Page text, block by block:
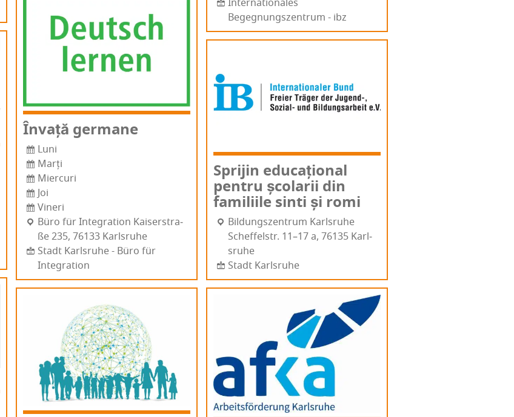
Înva­ță germane
Luni
Marți
Miercuri
Joi
Vineri
Büro für Integration Kai­ser­stra­
ße 235, 76133 Karl­sru­he
Stadt Karlsruhe - Büro für
Integration
Internationales
Begegnungszentrum - ibz
Spri­jin edu­ca­țio­nal
pen­tru șco­la­rii din
fami­li­i­le sin­ti și romi
Bil­dun­gs­zen­trum Karlsruhe
Sche­ffels­tr. 11–17 a, 76135 Karl­
sru­he
Stadt Karlsruhe